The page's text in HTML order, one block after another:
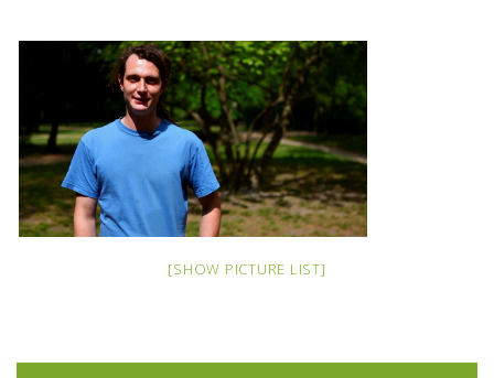
[SHOW PICTURE LIST]